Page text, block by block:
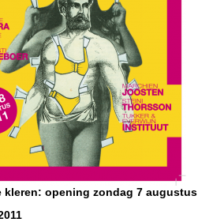
kleren: opening zondag 7 augustus